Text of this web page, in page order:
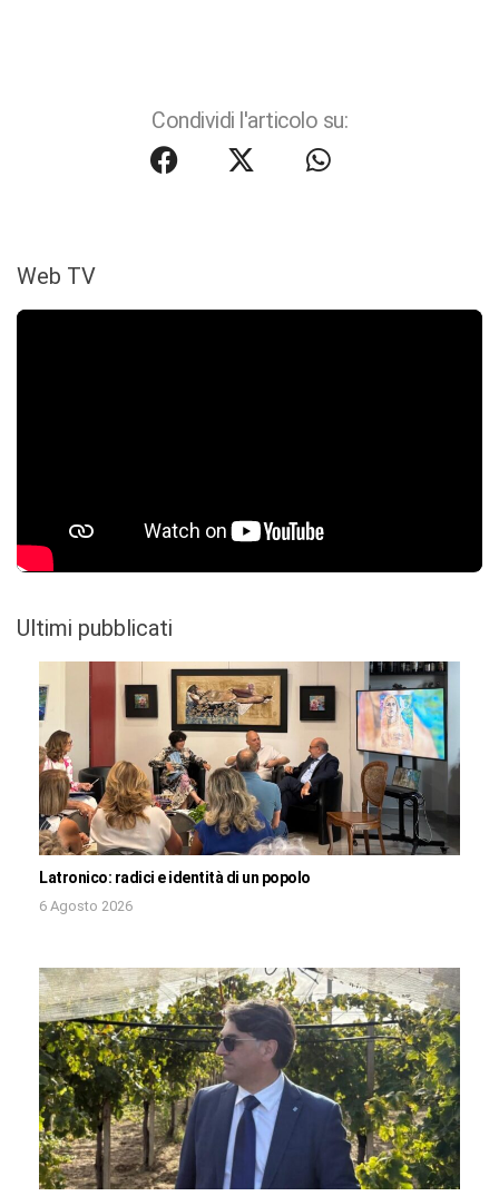
Condividi l'articolo su:
Web TV
Ultimi pubblicati
Latronico: radici e identità di un popolo
6 Agosto 2026